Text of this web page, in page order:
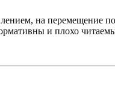
на
и плохо